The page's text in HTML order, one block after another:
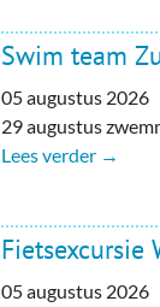
Swim team
05 augustus
29 augustus
Lees verder →
Fietsexcursie
05 augustus